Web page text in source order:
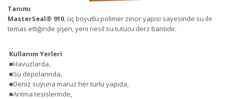
Tanımı
MasterSeal® 910, üç boyutlu polimer zincir yapısı sayesinde su ile
temas ettiğinde şişen, yeni nesil su tutucu derz bantıdır.
Kullanım Yerleri
■Havuzlarda,
■Su depolarında,
■Deniz suyuna maruz her türlü yapıda,
■Arıtma tesislerinde,